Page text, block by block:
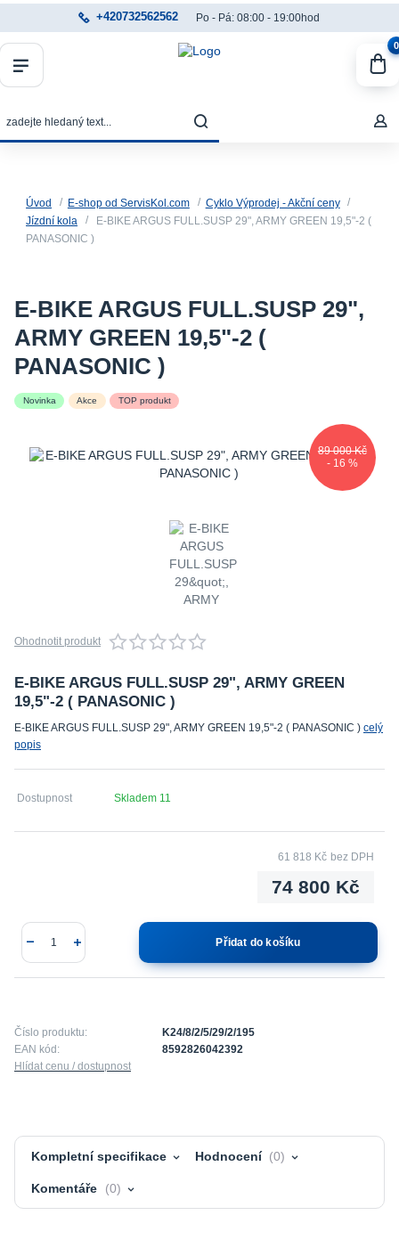
+420732562562 Po - Pá: 08:00 - 19:00hod
0
Úvod E-shop od ServisKol.com
Cyklo Výprodej - Akční ceny
Jízdní kola
E-BIKE ARGUS FULL.SUSP 29", ARMY GREEN 19,5"-2 (
PANASONIC )
E-BIKE ARGUS FULL.SUSP 29",
ARMY GREEN 19,5"-2 (
PANASONIC )
Novinka Akce TOP produkt
89 000 Kč
- 16 %
Ohodnotit produkt
E-BIKE ARGUS FULL.SUSP 29", ARMY GREEN
19,5"-2 ( PANASONIC )
E-BIKE ARGUS FULL.SUSP 29", ARMY GREEN 19,5"-2 ( PANASONIC ) celý
popis
Dostupnost Skladem 11
74 800 Kč
61 818 Kč bez DPH
Přidat do košíku
Číslo produktu:
K24/8/2/5/29/2/195
EAN kód:
8592826042392
Hlídat cenu / dostupnost
Kompletní specifikace Hodnocení 0
Komentáře 0